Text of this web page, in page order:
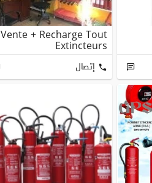
Vente + Recharge Tout
Extincteurs
إتصال